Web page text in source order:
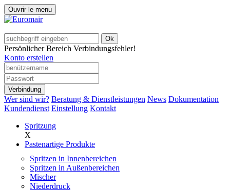
Ouvrir le menu
Ok
Persönlicher Bereich Verbindungsfehler!
Konto erstellen
Verbindung
Wer sind wir? Beratung & Dienstleistungen News Dokumentation
Kundendienst Einstellung Kontakt
Spritzung
X
Pastenartige Produkte
Spritzen in Innenbereichen
Spritzen in Außenbereichen
Mischer
Niederdruck